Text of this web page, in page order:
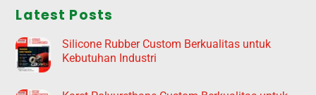
Latest Posts
Silicone Rubber Custom Berkualitas untuk
Kebutuhan Industri